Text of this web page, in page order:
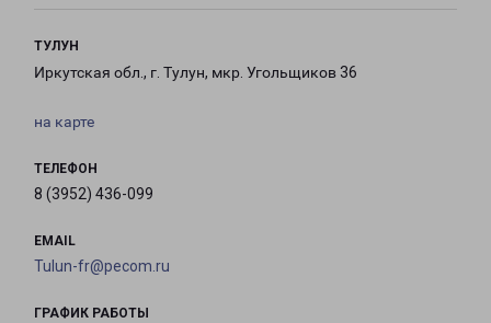
ТУЛУН
Иркутская обл., г. Тулун, мкр. Угольщиков 36
на карте
ТЕЛЕФОН
8 (3952) 436-099
EMAIL
Tulun-fr@pecom.ru
ГРАФИК РАБОТЫ